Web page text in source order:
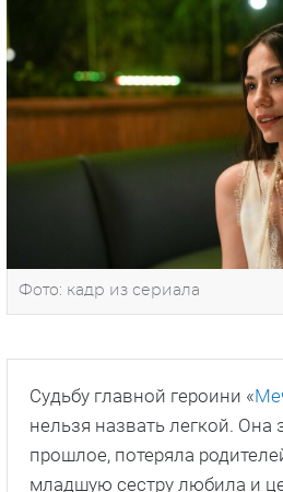
Фото: кадр из сериала
Судьбу главной героини «
нельзя назвать легкой. Она
прошлое, потеряла
младшую сестру любила и